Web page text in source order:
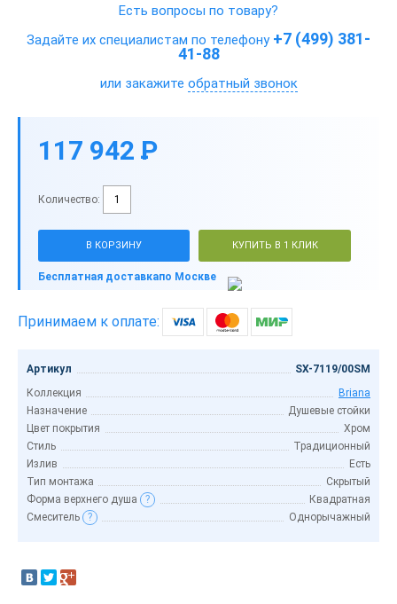
Есть вопросы по товару?
Задайте их специалистам по телефону +7 (499) 381-
41-88
или закажите обратный звонок
117 942 P
-
Количество:
В КОРЗИНУ КУПИТЬ В 1 КЛИК
Бесплатная доставкапо Москве
Принимаем к оплате:
Артикул
SX-7119/00SM
Коллекция
Briana
Назначение
Душевые стойки
Цвет покрытия
Хром
Стиль
Традиционный
Излив
Есть
Тип монтажа
Скрытый
Форма верхнего душа
?
Квадратная
Смеситель
? Однорычажный